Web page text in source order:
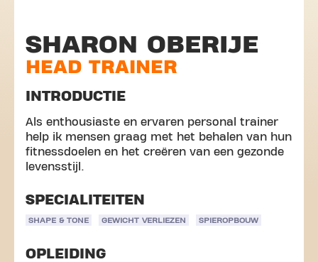
SHARON OBERIJE
HEAD TRAINER
INTRODUCTIE
Als enthousiaste en ervaren personal trainer
help ik mensen graag met het behalen van hun
fitnessdoelen en het creëren van een gezonde
levensstijl.
SPECIALITEITEN
SHAPE & TONE GEWICHT VERLIEZEN SPIEROPBOUW
OPLEIDING